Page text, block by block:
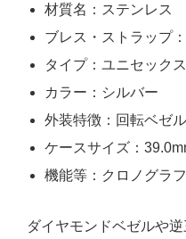
材質名：ステンレス
ブレス・ストラップ
タイプ：ユニセックス
カラー：シルバー
外装特徴：回転ベゼル
ケースサイズ：
機能等：クロノグラ
ダイヤモンドベゼルや